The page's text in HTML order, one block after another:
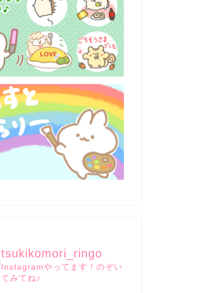
tsukikomori_ringo
Instagramやってます！のぞい
てみてね♪